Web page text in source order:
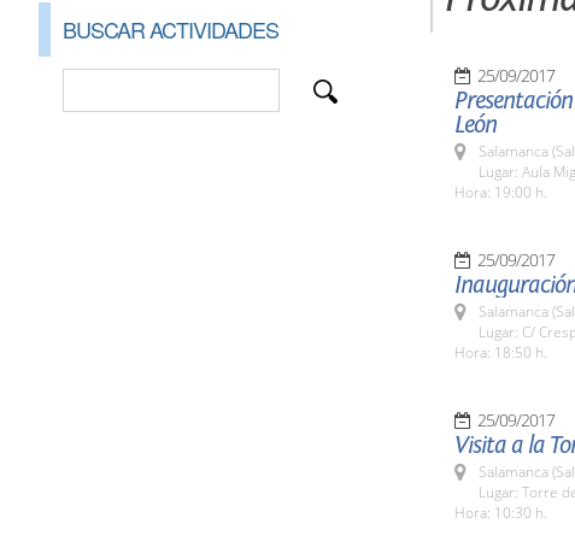
BUSCAR ACTIVIDADES
25/09/2017
León
Salamanca
Lugar: Aula
Hora: 19:00 h.
25/09/2017
Salamanca
Lugar: C/
Hora: 18:50 h.
25/09/2017
Visita a la
Salamanca
Lugar: Torre
Hora: 10:30 h.